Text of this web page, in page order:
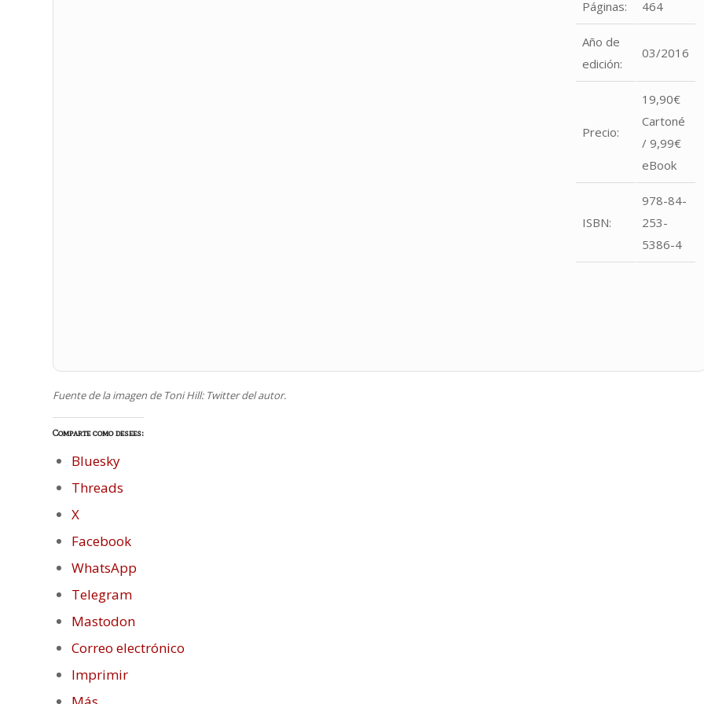
Páginas: 464
Año de
edición:
03/2016
Precio:
19,90€
Cartoné
/ 9,99€
eBook
ISBN:
978-84-
253-
5386-4
Fuente de la imagen de Toni Hill: Twitter del autor.
Comparte como desees:
Bluesky
Threads
X
Facebook
WhatsApp
Telegram
Mastodon
Correo electrónico
Imprimir